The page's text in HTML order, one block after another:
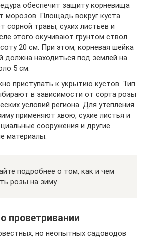
обеспечит защиту корневища
морозов. Площадь вокруг куста
сорной травы, сухих листьев и
этого окучивают грунтом ствол
20 см. При этом, корневая шейка
должна находиться под землей на
5 см.
приступать к укрытию кустов. Тип
в зависимости от сорта розы
условий региона. Для утепления
применяют хвою, сухие листья и
сооружения и другие
материалы.
подробнее о том, как и чем
розы на зиму.
проветривании
но неопытных садоводов